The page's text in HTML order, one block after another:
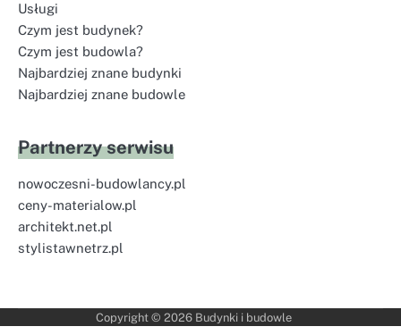
Usługi
Czym jest budynek?
Czym jest budowla?
Najbardziej znane budynki
Najbardziej znane budowle
Partnerzy serwisu
nowoczesni-budowlancy.pl
ceny-materialow.pl
architekt.net.pl
stylistawnetrz.pl
Copyright © 2026 Budynki i budowle